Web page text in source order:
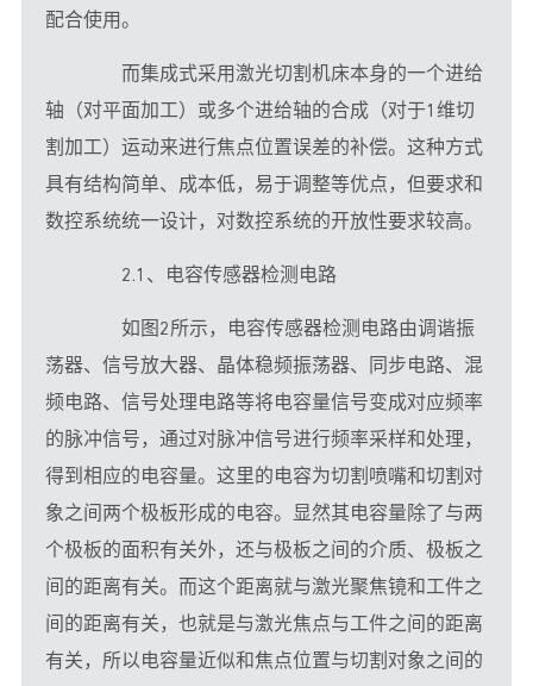
配合使用。
而集成式采用激光切割机床本身的一个进给
轴（对平面加工）或多个进给轴的合成（对于1维切
割加工）运动来进行焦点位置误差的补偿。这种方式
具有结构简单、成本低，易于调整等优点，但要求和
数控系统统一设计，对数控系统的开放性要求较高。
2.1、电容传感器检测电路
如图2所示，电容传感器检测电路由调谐振
荡器、信号放大器、晶体稳频振荡器、同步电路、混
频电路、信号处理电路等将电容量信号变成对应频率
的脉冲信号，通过对脉冲信号进行频率采样和处理，
得到相应的电容量。这里的电容为切割喷嘴和切割对
象之间两个极板形成的电容。显然其电容量除了与两
个极板的面积有关外，还与极板之间的介质、极板之
间的距离有关。而这个距离就与激光聚焦镜和工件之
间的距离有关，也就是与激光焦点与工件之间的距离
有关，所以电容量近似和焦点位置与切割对象之间的